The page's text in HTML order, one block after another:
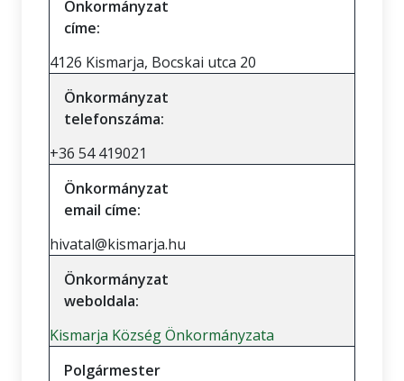
Önkormányzat
címe:
4126 Kismarja, Bocskai utca 20
Önkormányzat
telefonszáma:
+36 54 419021
Önkormányzat
email címe:
hivatal@kismarja.hu
Önkormányzat
weboldala:
Kismarja Község Önkormányzata
Polgármester